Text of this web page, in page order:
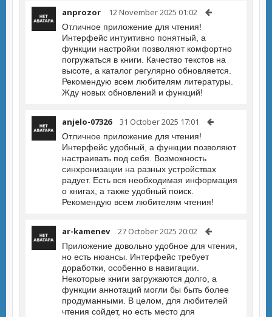
anprozor 12 November 2025 01:02
Отличное приложение для чтения!
Интерфейс интуитивно понятный, а
функции настройки позволяют комфортно
погружаться в книги. Качество текстов на
высоте, а каталог регулярно обновляется.
Рекомендую всем любителям литературы.
Жду новых обновлений и функций!
anjelo-07326 31 October 2025 17:01
Отличное приложение для чтения!
Интерфейс удобный, а функции позволяют
настраивать под себя. Возможность
синхронизации на разных устройствах
радует. Есть вся необходимая информация
о книгах, а также удобный поиск.
Рекомендую всем любителям чтения!
ar-kamenev 27 October 2025 20:02
Приложение довольно удобное для чтения,
но есть нюансы. Интерфейс требует
доработки, особенно в навигации.
Некоторые книги загружаются долго, а
функции аннотаций могли бы быть более
продуманными. В целом, для любителей
чтения сойдет, но есть место для